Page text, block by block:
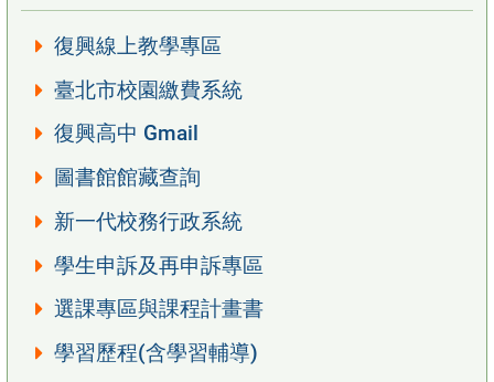
復興線上教學專區
臺北市校園繳費系統
復興高中 Gmail
圖書館館藏查詢
新一代校務行政系統
學生申訴及再申訴專區
選課專區與課程計畫書
學習歷程(含學習輔導)